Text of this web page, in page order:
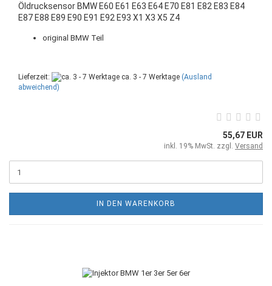
Öldrucksensor BMW E60 E61 E63 E64 E70 E81 E82 E83 E84
E87 E88 E89 E90 E91 E92 E93 X1 X3 X5 Z4
original BMW Teil
Lieferzeit: ca. 3 - 7 Werktage (Ausland
abweichend)
55,67 EUR
inkl. 19% MwSt. zzgl. Versand
IN DEN WARENKORB